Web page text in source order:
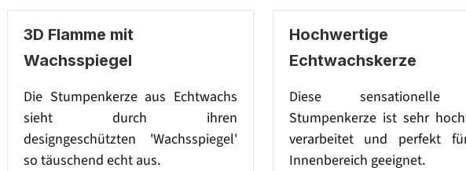
3D Flamme mit
Wachsspiegel
Die Stumpenkerze aus Echtwachs
sieht durch ihren
designgeschützten 'Wachsspiegel'
so täuschend echt aus.
Hochwertige
Echtwachskerze
Diese sensationelle
Stumpenkerze ist sehr
verarbeitet und perfekt
Innenbereich geeignet.